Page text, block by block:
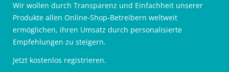
Wir wollen durch Transparenz und Einfachheit unserer
Produkte allen Online-Shop-Betreibern weltweit
ermöglichen, ihren Umsatz durch personalisierte
Empfehlungen zu steigern.
Jetzt kostenlos registrieren.